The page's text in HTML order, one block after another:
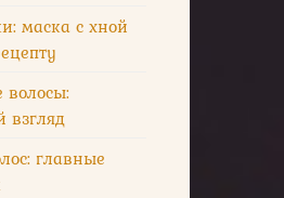
маска с хной
волосы:
взгляд
главные